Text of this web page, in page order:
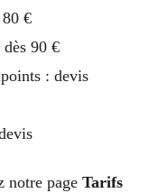
€
90 €
: devis
notre page Tarifs